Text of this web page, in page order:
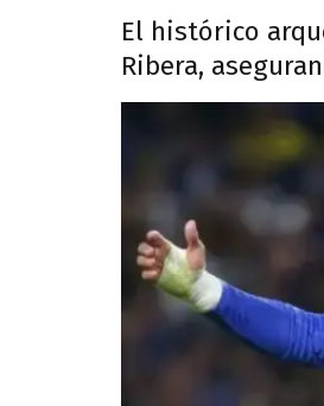
El histórico
Ribera,